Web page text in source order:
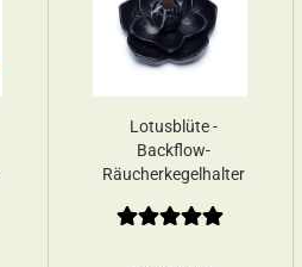
Lotusblüte -
Backflow-
Räucherkegelhalter